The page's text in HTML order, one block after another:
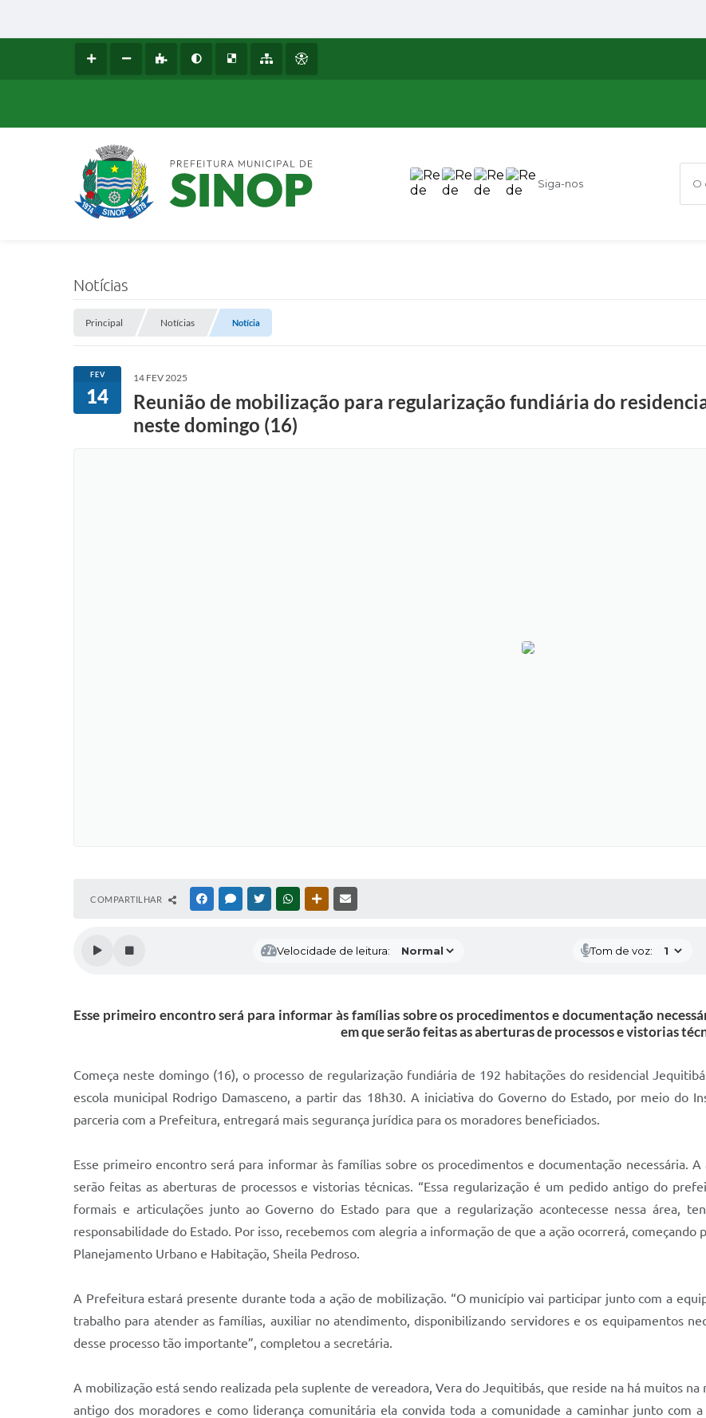
Siga-nos O
Notícias
Principal Notícias Notícia
FEV
14
14 FEV 2025
Reunião de mobilização para regularização fundiária do
neste domingo (16)
COMPARTILHAR FACEBOOKMESSENGER
TWITTERWHATSAPPOUTRAS MÍDIAS
Velocidade de leitura: Tom de voz:
Esse primeiro encontro será para informar às famílias sobre os procedimentos e documentação
em que serão feitas as aberturas de processos e vistorias
Começa neste domingo (16), o processo de regularização fundiária de 192 habitações do residencial
escola municipal Rodrigo Damasceno, a partir das 18h30. A iniciativa do Governo do Estado, por meio do
parceria com a Prefeitura, entregará mais segurança jurídica para os moradores beneficiados.
Esse primeiro encontro será para informar às famílias sobre os procedimentos e documentação necessária.
serão feitas as aberturas de processos e vistorias técnicas. “Essa regularização é um pedido antigo do
formais e articulações junto ao Governo do Estado para que a regularização acontecesse nessa área,
responsabilidade do Estado. Por isso, recebemos com alegria a informação de que a ação ocorrerá,
Planejamento Urbano e Habitação, Sheila Pedroso.
A Prefeitura estará presente durante toda a ação de mobilização. “O município vai participar junto com a
trabalho para atender as famílias, auxiliar no atendimento, disponibilizando servidores e os equipamentos
desse processo tão importante”, completou a secretária.
A mobilização está sendo realizada pela suplente de vereadora, Vera do Jequitibás, que reside na há muitos
antigo dos moradores e como liderança comunitária ela convida toda a comunidade a caminhar junto com